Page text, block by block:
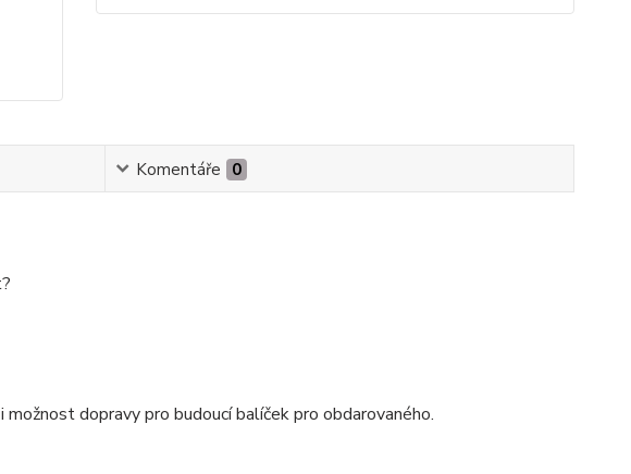
Komentáře 0
dopravy pro budoucí balíček pro obdarovaného.